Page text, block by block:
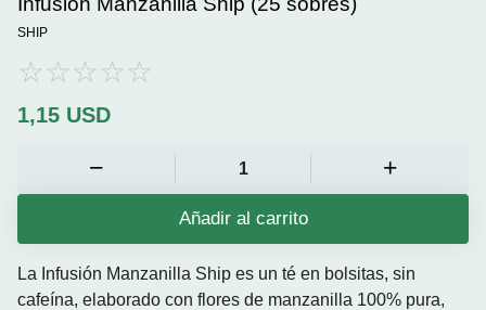
SHIP
1,15 USD
Añadir al carrito
La Infusión Manzanilla Ship es un té en bolsitas, sin
cafeína, elaborado con flores de manzanilla 100% pura,